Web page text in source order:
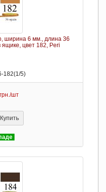
ширина 6 мм., длина 36
ящике, цвет 182, Peri
182(1/5)
грн./шт
Купить